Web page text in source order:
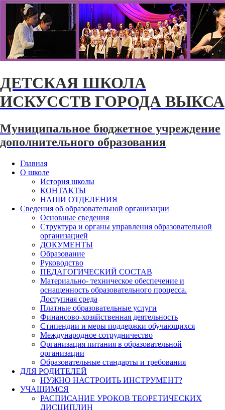
ДЕТСКАЯ ШКОЛА
ИСКУССТВ ГОРОДА ВЫКСА
Муниципальное бюджетное учреждение
дополнительного образования
Главная
О школе
История школы
КОНТАКТЫ
НАШИ ОТДЕЛЕНИЯ
Сведения об образовательной организации
Основные сведения
Структура и органы управления образовательной
организацией
ДОКУМЕНТЫ
Образование
Руководство
ПЕДАГОГИЧЕСКИЙ СОСТАВ
Материально- техническое обеспечение и
оснащенность образовательного процесса.
Доступная среда
Платные образовательные услуги
Финансово-хозяйственная деятельность
Стипендии и меры поддержки обучающихся
Международное сотрудничество
Организация питания в образовательной
организации
Образовательные стандарты и требования
ДЛЯ РОДИТЕЛЕЙ
НУЖНО НАСТРОИТЬ ИНСТРУМЕНТ?
УЧАЩИМСЯ
РАСПИСАНИЕ УРОКОВ ТЕОРЕТИЧЕСКИХ
ДИСЦИПЛИН